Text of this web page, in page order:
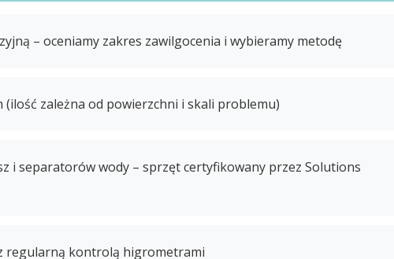
– oceniamy zakres zawilgocenia i wybieramy metodę
zależna od powierzchni i skali problemu)
i separatorów wody – sprzęt certyfikowany przez Solutions
regularną kontrolą higrometrami